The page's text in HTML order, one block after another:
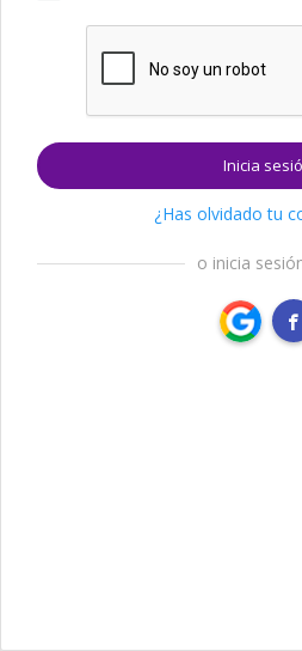
Inicia
¿Has olvidado tu
o inicia